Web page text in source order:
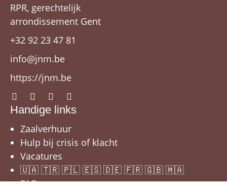
RPR, gerechtelijk
arrondissement Gent
+32 92 23 47 81
info@jnm.be
https://jnm.be
Handige links
Zaalverhuur
Hulp bij crisis of klacht
Vacatures
🇺🇦 🇹🇷 🇵🇱 🇪🇸 🇩🇪 🇫🇷 🇬🇧 🇲🇦
FAQ